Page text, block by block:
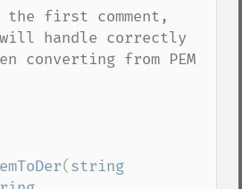
the first comment,
handle correctly
converting from PEM
(string